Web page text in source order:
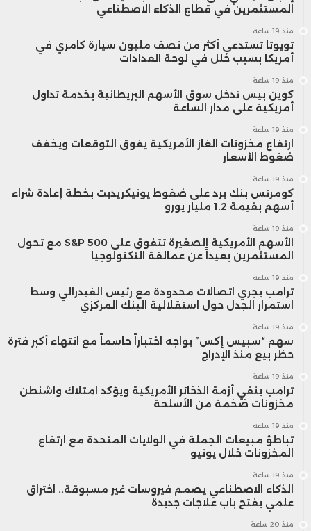
المستثمرين في قطاع الذكاء الاصطناعي
منذ 19 ساعة
تويوتا تستدعي أكثر من نصف مليون سيارة كامري في
أمريكا بسبب خلل في لوحة العدادات
منذ 19 ساعة
كوين بيس تدخل سوق الأسهم البريطانية بخدمة تداول
أمريكية على مدار الساعة
منذ 19 ساعة
ارتفاع مخزونات الغاز الأمريكية يفوق التوقعات ويخفف
ضغوط الأسعار
منذ 19 ساعة
كومرتس بنك يرد على ضغوط يونيكريديت بخطة إعادة شراء
أسهم بقيمة 1.2 مليار يورو
منذ 19 ساعة
الأسهم الأمريكية الصغيرة تتفوق على S&P 500 مع تحول
المستثمرين بعيداً عن عمالقة التكنولوجيا
منذ 19 ساعة
ترامب يجري اتصالات محدودة مع رئيس الفيدرالي وسط
استمرار الجدل حول استقلالية البنك المركزي
منذ 19 ساعة
سهم “سبيس إكس” يواجه اختباراً حاسماً مع انتهاء أكبر فترة
حظر بيع منذ الإدراج
منذ 19 ساعة
ترامب ينفي أزمة الذخائر الأمريكية ويؤكد امتلاك واشنطن
مخزونات ضخمة من الأسلحة
منذ 19 ساعة
تباطؤ مبيعات الجملة في الولايات المتحدة مع ارتفاع
المخزونات خلال يونيو
منذ 19 ساعة
الذكاء الاصطناعي يصمم فيروسات غير مسبوقة.. اختراق
علمي يفتح باب علاجات جديدة
منذ 20 ساعة